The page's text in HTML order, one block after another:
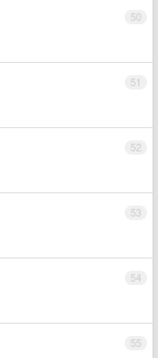
50
51
52
53
54
55